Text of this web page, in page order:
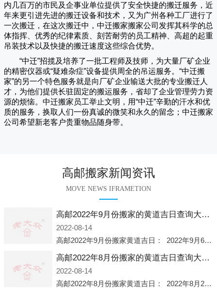
内几百万的市民及企事业单位提供了安全快捷的搬迁服务，近
年来更引进先进的搬迁设备和技术，又为广州各种工厂进行了
一次搬迁，在这次搬迁中， 中迁搬家搬家公司发挥其科学的总
体指挥、优秀的纪律素质、刻苦耐劳的员工精神、高超的起重
吊装技术以及快捷的搬迁速度这些综合优势。
“中迁”招揽及培养了一批工程师及技师，为大量厂矿企业
的精密仪器或“疑难杂症”设备提供周全的吊运服务。“中迁搬
家”的另一个特色服务就是向厂矿企业输送大批的专业搬迁人
才，为他们提供长驻固定的搬运服务，省却了企业管理劳力资
源的烦恼。 中迁搬家员工举止文明，用“中迁”辛勤的汗水和优
质的服务，换取人们一份真诚的微笑和永久的留念； 中迁搬家
公司希望新老客户贵重物品随身带。
高邮搬家新闻资讯
MOVE NEWS IFRAMETION
高邮2022年9月份搬家的黄道吉日查询大全一览表哪天适合搬家好日子
2022-08-14
高邮2022年9月份搬家黄道吉日： 2022年9月6日 「星期二」 农历八月十一2022年9月12日 「星期一」 农历八月十七2022年9月16日 「星期五」 农历八月廿一2022年9月2
高邮2022年8月份搬家的黄道吉日查询大全一览表哪天适合搬家好日子
2022-08-14
高邮2022年8月份搬家黄道吉日： 2022年8月2日 「星期二」 农历七月初五2022年8月6日 「星期六」 农历七月初九2022年8月8日 「星期一」 农历七月十一2022年8月10日 「